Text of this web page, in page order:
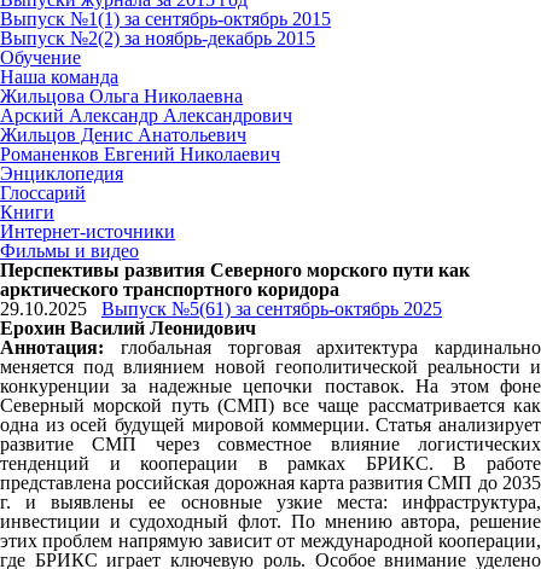
Выпуск №1(1) за сентябрь-октябрь 2015
Выпуск №2(2) за ноябрь-декабрь 2015
Обучение
Наша команда
Жильцова Ольга Николаевна
Арский Александр Александрович
Жильцов Денис Анатольевич
Романенков Евгений Николаевич
Энциклопедия
Глоссарий
Книги
Интернет-источники
Фильмы и видео
Перспективы развития Северного морского пути как
арктического транспортного коридора
29.10.2025
Выпуск №5(61) за сентябрь-октябрь 2025
Ерохин Василий Леонидович
Аннотация: глобальная торговая архитектура кардинально
меняется под влиянием новой геополитической реальности и
конкуренции за надежные цепочки поставок. На этом фоне
Северный морской путь (СМП) все чаще рассматривается как
одна из осей будущей мировой коммерции. Статья анализирует
развитие СМП через совместное влияние логистических
тенденций и кооперации в рамках БРИКС. В работе
представлена российская дорожная карта развития СМП до 2035
г. и выявлены ее основные узкие места: инфраструктура,
инвестиции и судоходный флот. По мнению автора, решение
этих проблем напрямую зависит от международной кооперации,
где БРИКС играет ключевую роль. Особое внимание уделено